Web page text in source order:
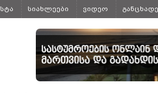
სიახლეები ვიდეო